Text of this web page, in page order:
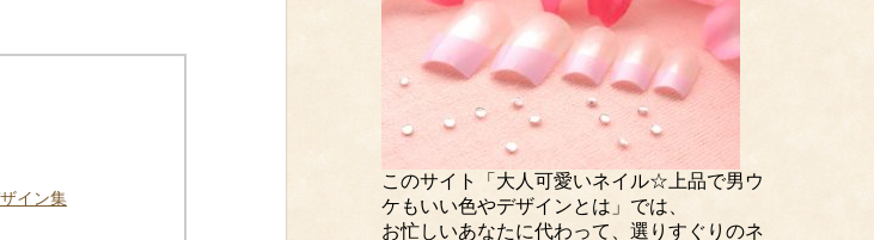
イン集
このサイト「大人可愛いネイル☆上品で男ウ
ケもいい色やデザインとは」では、
お忙しいあなたに代わって、選りすぐりのネ